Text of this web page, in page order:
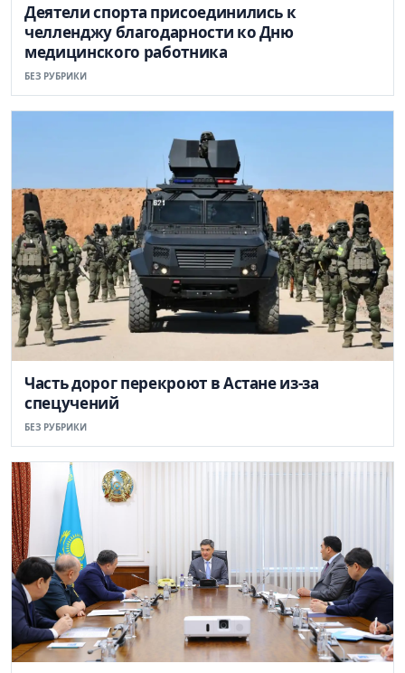
Деятели спорта присоединились к
челленджу благодарности ко Дню
медицинского работника
БЕЗ РУБРИКИ
Часть дорог перекроют в Астане из-за
спецучений
БЕЗ РУБРИКИ